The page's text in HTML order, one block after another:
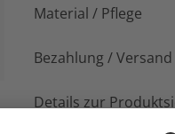
Material / Pflege
Bezahlung / Versand
Details zur